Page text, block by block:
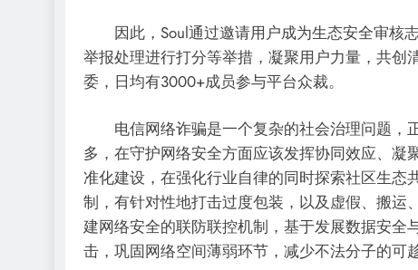
因此，Soul通过邀请用户成为生态安全审核
举报处理进行打分等举措，凝聚用户力量，共
委，日均有3000+成员参与平台众裁。
电信网络诈骗是一个复杂的社会治理问题，
多，在守护网络安全方面应该发挥协同效应、凝
准化建设，在强化行业自律的同时探索社区生
制，有针对性地打击过度包装，以及虚假、搬运
建网络安全的联防联控机制，基于发展数据安
击，巩固网络空间薄弱环节，减少不法分子的可